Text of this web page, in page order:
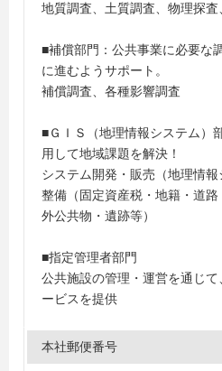
地質調査、土質調査、物理探
■補償部門：公共事業に必要な
に進むようサポート。
補償調査、各種影響調査
■ＧＩＳ（地理情報システム）
用して地域課題を解決！
システム開発・販売（地理情
整備（固定資産税・地籍・道
外公共物・遺跡等）
■指定管理者部門
公共施設の管理・運営を通じ
ービスを提供
本社郵便番号